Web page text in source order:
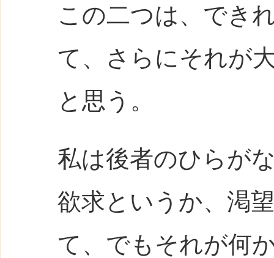
この二つは、でき
て、さらにそれが
と思う。
私は後者のひらが
欲求というか、渇
て、でもそれが何